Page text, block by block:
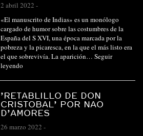
2 abril 2022 -
«El manuscrito de Indias» es un monólogo
cargado de humor sobre las costumbres de la
España del S XVI, una época marcada por la
pobreza y la picaresca, en la que el más listo era
el que sobrevivía. La aparición… Seguir
leyendo
’RETABLILLO DE DON
CRISTOBAL’ POR NAO
D’AMORES
26 marzo 2022 -